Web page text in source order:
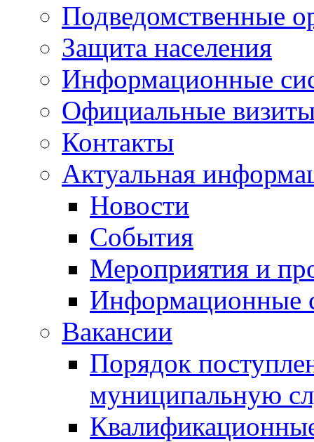
Подведомственные
Защита населения
Информационные
Официальные
Контакты
Актуальная
Новости
События
Мероприятия и
Информационные
Вакансии
Порядок
муниципальную